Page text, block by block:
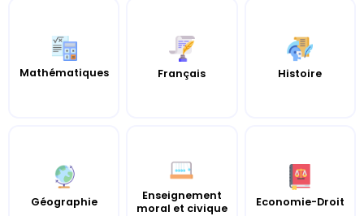
Mathématiques Français Histoire
Géographie
Enseignement
moral et civique
Economie-Droit